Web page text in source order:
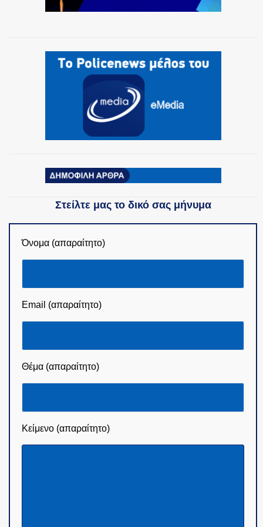
ΟΜΑΔΕΣ ΕΛ.ΑΣ.
Στείλτε μας το δικό σας μήνυμα
Όνομα (απαραίτητο)
Email (απαραίτητο)
Θέμα (απαραίτητο)
Κείμενο (απαραίτητο)